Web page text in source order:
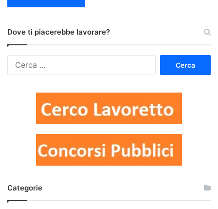
Dove ti piacerebbe lavorare?
Categorie